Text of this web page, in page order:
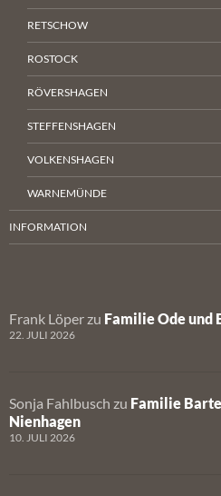
RETSCHOW
ROSTOCK
RÖVERSHAGEN
STEFFENSHAGEN
VOLKENSHAGEN
WARNEMÜNDE
INFORMATION
Frank Löper zu Familie Ode und
22. JULI 2026
Sonja Fahlbusch zu Familie
Nienhagen
10. JULI 2026